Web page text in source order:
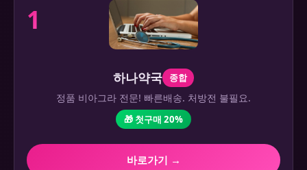
1
하나약국 종합
정품 비아그라 전문! 빠른배송. 처방전 불필요.
🎁 첫구매 20%
바로가기 →